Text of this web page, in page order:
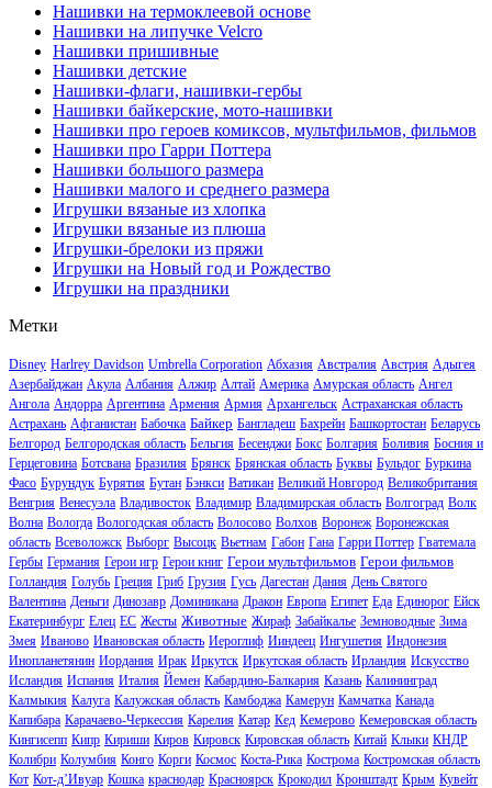
Нашивки на термоклеевой основе
Нашивки на липучке Velcro
Нашивки пришивные
Нашивки детские
Нашивки-флаги, нашивки-гербы
Нашивки байкерские, мото-нашивки
Нашивки про героев комиксов, мультфильмов, фильмов
Нашивки про Гарри Поттера
Нашивки большого размера
Нашивки малого и среднего размера
Игрушки вязаные из хлопка
Игрушки вязаные из плюша
Игрушки-брелоки из пряжи
Игрушки на Новый год и Рождество
Игрушки на праздники
Метки
Disney Harlrey Davidson Umbrella Corporation Абхазия Австралия Австрия Адыгея
Азербайджан Акула Албания Алжир Алтай Америка Амурская область Ангел
Ангола Андорра Аргентина Армения Армия Архангельск Астраханская область
Астрахань Афганистан Бабочка Байкер Бангладеш Бахрейн Башкортостан Беларусь
Белгород Белгородская область Бельгия Бесенджи Бокс Болгария Боливия Босния и
Герцеговина Ботсвана Бразилия Брянск Брянская область Буквы Бульдог Буркина
Фасо Бурундук Бурятия Бутан Бэнкси Ватикан Великий Новгород Великобритания
Венгрия Венесуэла Владивосток Владимир Владимирская область Волгоград Волк
Волна Вологда Вологодская область Волосово Волхов Воронеж Воронежская
область Всеволожск Выборг Высоцк Вьетнам Габон Гана Гарри Поттер Гватемала
Гербы Германия Герои игр Герои книг Герои мультфильмов Герои фильмов
Голландия Голубь Греция Гриб Грузия Гусь Дагестан Дания День Святого
Валентина Деньги Динозавр Доминикана Дракон Европа Египет Еда Единорог Ейск
Екатеринбург Елец ЕС Жесты Животные Жираф Забайкалье Земноводные Зима
Змея Иваново Ивановская область Иероглиф Ииндеец Ингушетия Индонезия
Инопланетянин Иордания Ирак Иркутск Иркутская область Ирландия Искусство
Исландия Испания Италия Йемен Кабардино-Балкария Казань Калининград
Калмыкия Калуга Калужская область Камбоджа Камерун Камчатка Канада
Капибара Карачаево-Черкессия Карелия Катар Кед Кемерово Кемеровская область
Кингисепп Кипр Кириши Киров Кировск Кировская область Китай Клыки КНДР
Колибри Колумбия Конго Корги Космос Коста-Рика Кострома Костромская область
Кот Кот-д’Ивуар Кошка краснодар Красноярск Крокодил Кронштадт Крым Кувейт